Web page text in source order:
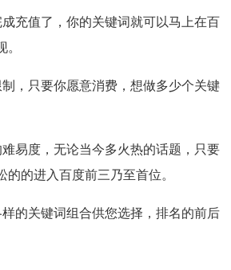
充值了，你的关键词就可以马上在百
，只要你愿意消费，想做多少个关键
易度，无论当今多火热的话题，只要
的进入百度前三乃至首位。
的关键词组合供您选择，排名的前后